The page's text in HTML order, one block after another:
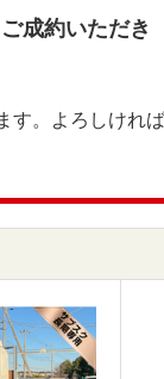
成約いただき
す。よろしければ